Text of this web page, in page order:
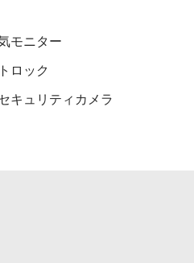
モニター
ロック
キュリティカメラ